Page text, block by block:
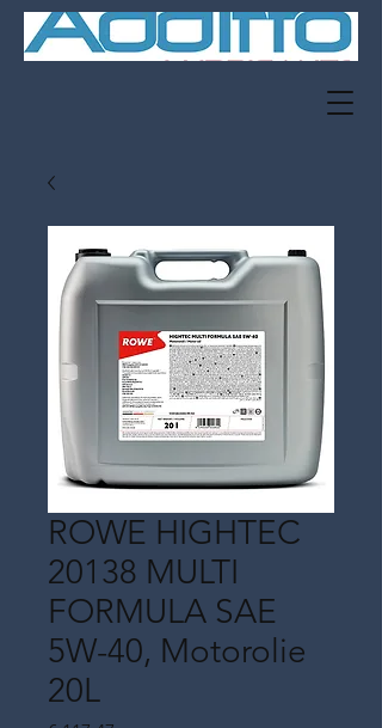
ROWE HIGHTEC
20138 MULTI
FORMULA SAE
5W-40, Motorolie
20L